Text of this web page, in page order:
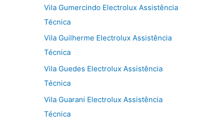
Vila Gumercindo Electrolux Assistência
Técnica
Vila Guilherme Electrolux Assistência
Técnica
Vila Guedes Electrolux Assistência
Técnica
Vila Guarani Electrolux Assistência
Técnica